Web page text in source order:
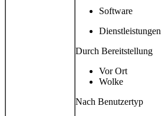
Software
Dienstleistungen
Durch Bereitstellung
Vor Ort
Wolke
Nach Benutzertyp